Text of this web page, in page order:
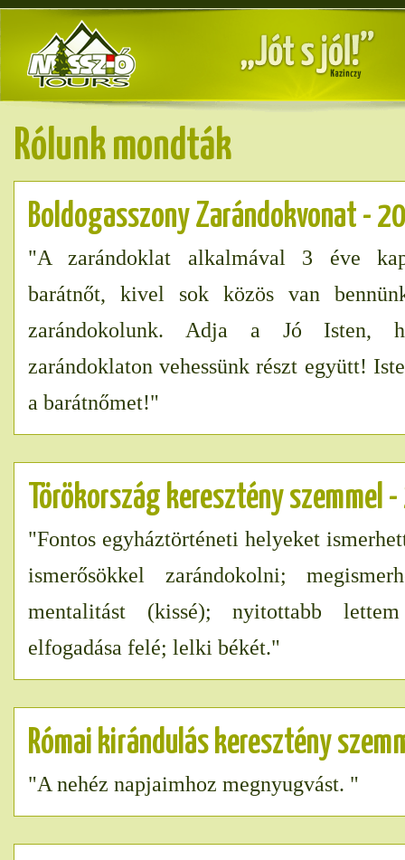
Rólunk mondták
Boldogasszony Zarándokvonat -
"A zarándoklat alkalmával 3 éve
barátnőt, kivel sok közös van
zarándokolunk. Adja a Jó Isten,
zarándoklaton vehessünk részt együtt!
a barátnőmet!"
Törökország keresztény szemmel
"Fontos egyháztörténeti helyeket
ismerősökkel zarándokolni;
mentalitást (kissé); nyitottabb
elfogadása felé; lelki békét."
Római kirándulás keresztény
"A nehéz napjaimhoz megnyugvást. "